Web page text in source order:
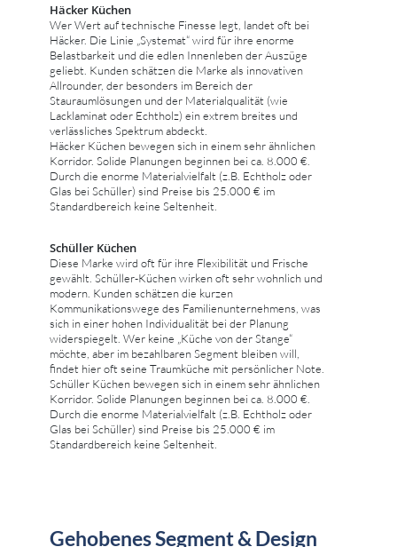
Häcker Küchen
Wer Wert auf technische Finesse legt, landet oft bei
Häcker. Die Linie „Systemat“ wird für ihre enorme
Belastbarkeit und die edlen Innenleben der Auszüge
geliebt. Kunden schätzen die Marke als innovativen
Allrounder, der besonders im Bereich der
Stauraumlösungen und der Materialqualität (wie
Lacklaminat oder Echtholz) ein extrem breites und
verlässliches Spektrum abdeckt.
Häcker Küchen bewegen sich in einem sehr ähnlichen
Korridor. Solide Planungen beginnen bei ca. 8.000 €.
Durch die enorme Materialvielfalt (z.B. Echtholz oder
Glas bei Schüller) sind Preise bis 25.000 € im
Standardbereich keine Seltenheit.
Schüller Küchen
Diese Marke wird oft für ihre Flexibilität und Frische
gewählt. Schüller-Küchen wirken oft sehr wohnlich und
modern. Kunden schätzen die kurzen
Kommunikationswege des Familienunternehmens, was
sich in einer hohen Individualität bei der Planung
widerspiegelt. Wer keine „Küche von der Stange“
möchte, aber im bezahlbaren Segment bleiben will,
findet hier oft seine Traumküche mit persönlicher Note.
Schüller Küchen bewegen sich in einem sehr ähnlichen
Korridor. Solide Planungen beginnen bei ca. 8.000 €.
Durch die enorme Materialvielfalt (z.B. Echtholz oder
Glas bei Schüller) sind Preise bis 25.000 € im
Standardbereich keine Seltenheit.
Gehobenes Segment & Design